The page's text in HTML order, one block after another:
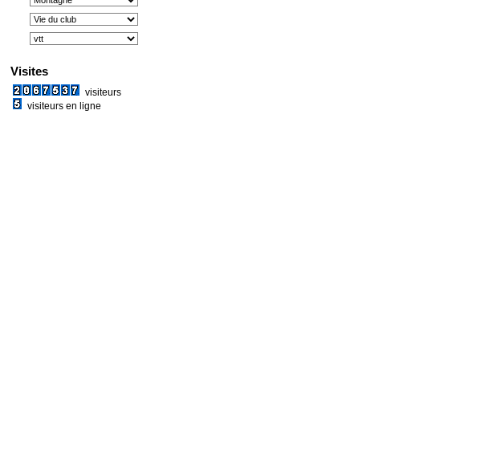
Visites
visiteurs
visiteurs en ligne